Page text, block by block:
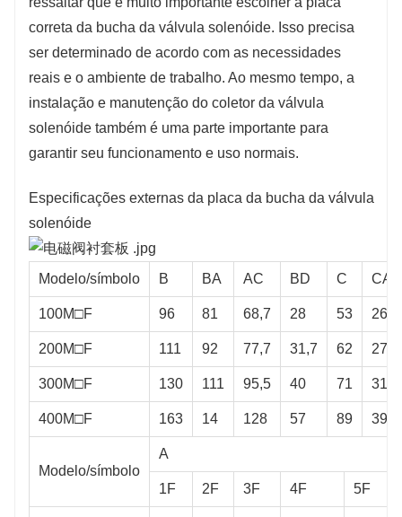
correta da bucha da válvula solenóide. Isso precisa
ser determinado de acordo com as necessidades
reais e o ambiente de trabalho. Ao mesmo tempo, a
instalação e manutenção do coletor da válvula
solenóide também é uma parte importante para
garantir seu funcionamento e uso normais.
Especificações externas da placa da bucha da válvula
solenóide
Modelo/símbolo B BA AC BD C CA
100M□F 96 81 68,7 28 53 26
200M□F 111 92 77,7 31,7 62 27
300M□F 130 111 95,5 40 71 31
400M□F 163 14 128 57 89 39
Modelo/símbolo
A
1F 2F 3F 4F 5F